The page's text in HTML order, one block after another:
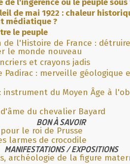
de l'ingérence ou le peuple
de mai 1922 : chaleur
médiatique ?
le peuple
l'Histoire de France :
le monde nouveau
et crayons jadis
Padirac : merveille géologique
instrument du Moyen Âge à
du chevalier Bayard
BON À SAVOIR
le roi de Prusse
larmes de crocodile
MANIFESTATIONS / EXPOSITIONS
archéologie de la figure